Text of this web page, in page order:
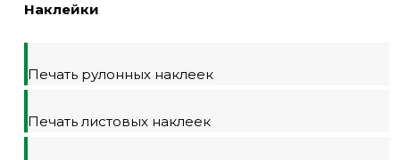
Наклейки
Печать рулонных наклеек
Печать листовых наклеек